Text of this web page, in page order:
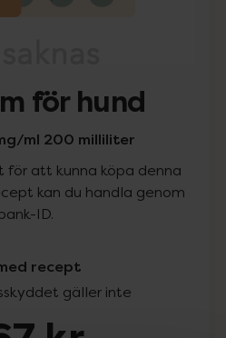
för hund
ml 200 milliliter
för att kunna köpa denna
kan du handla genom
ID.
recept
gäller inte